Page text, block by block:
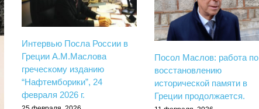
Интервью Посла России в
Греции А.М.Маслова
греческому изданию
“Нафтемборики”, 24
февраля 2026 г.
Посол Маслов: работа по
восстановлению
исторической памяти в
Греции продолжается.